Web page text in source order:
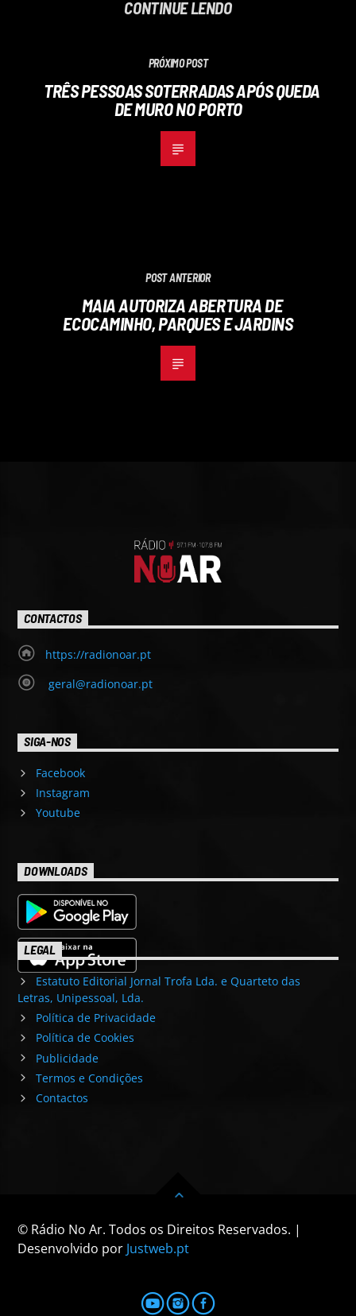
CONTINUE LENDO
PRÓXIMO POST
TRÊS PESSOAS SOTERRADAS APÓS QUEDA
DE MURO NO PORTO
POST ANTERIOR
MAIA AUTORIZA ABERTURA DE
ECOCAMINHO, PARQUES E JARDINS
CONTACTOS
https://radionoar.pt
geral@radionoar.pt
SIGA-NOS
Facebook
Instagram
Youtube
DOWNLOADS
LEGAL
Estatuto Editorial Jornal Trofa Lda. e Quarteto das
Letras, Unipessoal, Lda.
Política de Privacidade
Política de Cookies
Publicidade
Termos e Condições
Contactos
© Rádio No Ar. Todos os Direitos Reservados. |
Desenvolvido por Justweb.pt